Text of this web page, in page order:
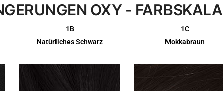
OXY - FARBSKALA
1B
Natürliches Schwarz
1C
Mokkabraun